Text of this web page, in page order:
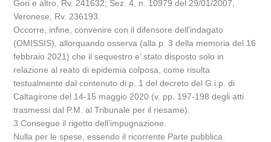
Gori e altro, Rv. 241632; Sez. 4, n. 10979 del 29/01/2007,
Veronese, Rv. 236193.
Occorre, infine, convenire con il difensore dell’indagato
(OMISSIS), allorquando osserva (alla p. 3 della memoria del 16
febbraio 2021) che il sequestro e’ stato disposto solo in
relazione al reato di epidemia colposa, come risulta
testualmente dal contenuto di p. 1 del decreto del G.i.p. di
Caltagirone del 14-15 maggio 2020 (v. pp. 197-198 degli atti
trasmessi dal P.M. al Tribunale per il riesame).
3.Consegue il rigetto dell’impugnazione.
Nulla per le spese, essendo il ricorrente Parte pubblica.